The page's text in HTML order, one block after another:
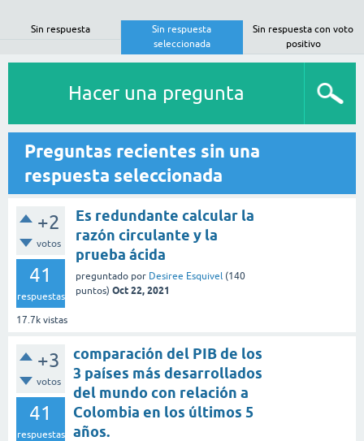
Sin respuesta
Sin respuesta
seleccionada
Sin respuesta con voto
positivo
Hacer una pregunta
Preguntas recientes sin una
respuesta seleccionada
+2
votos
41
respuestas
17.7k vistas
Es redundante calcular la
razón circulante y la
prueba ácida
preguntado por Desiree Esquivel (140
puntos) Oct 22, 2021
+3
votos
41
respuestas
comparación del PIB de los
3 países más desarrollados
del mundo con relación a
Colombia en los últimos 5
años.